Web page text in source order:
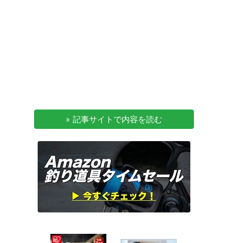
» 記事サイトで内容を読む